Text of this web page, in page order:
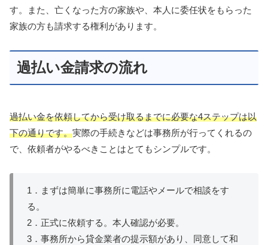
す。また、亡くなった方の家族や、本人に委任状をもらった
家族の方も請求する権利があります。
過払い金請求の流れ
過払い金を依頼してから受け取るまでに必要な4ステップは以
下の通りです。実際の手続きなどは事務所が行ってくれるの
で、依頼者がやるべきことはとてもシンプルです。
1．まずは簡単に事務所に電話やメールで相談をす
る。
2．正式に依頼する。本人確認が必要。
3．事務所から貸金業者の提示額があり、同意して和